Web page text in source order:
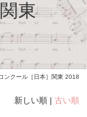
東
ンクール［日本］関東 2018
新しい順 | 古い順